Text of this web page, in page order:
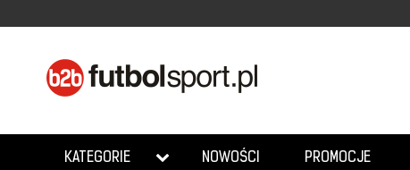
KATEGORIE NOWOŚCI PROMOCJE